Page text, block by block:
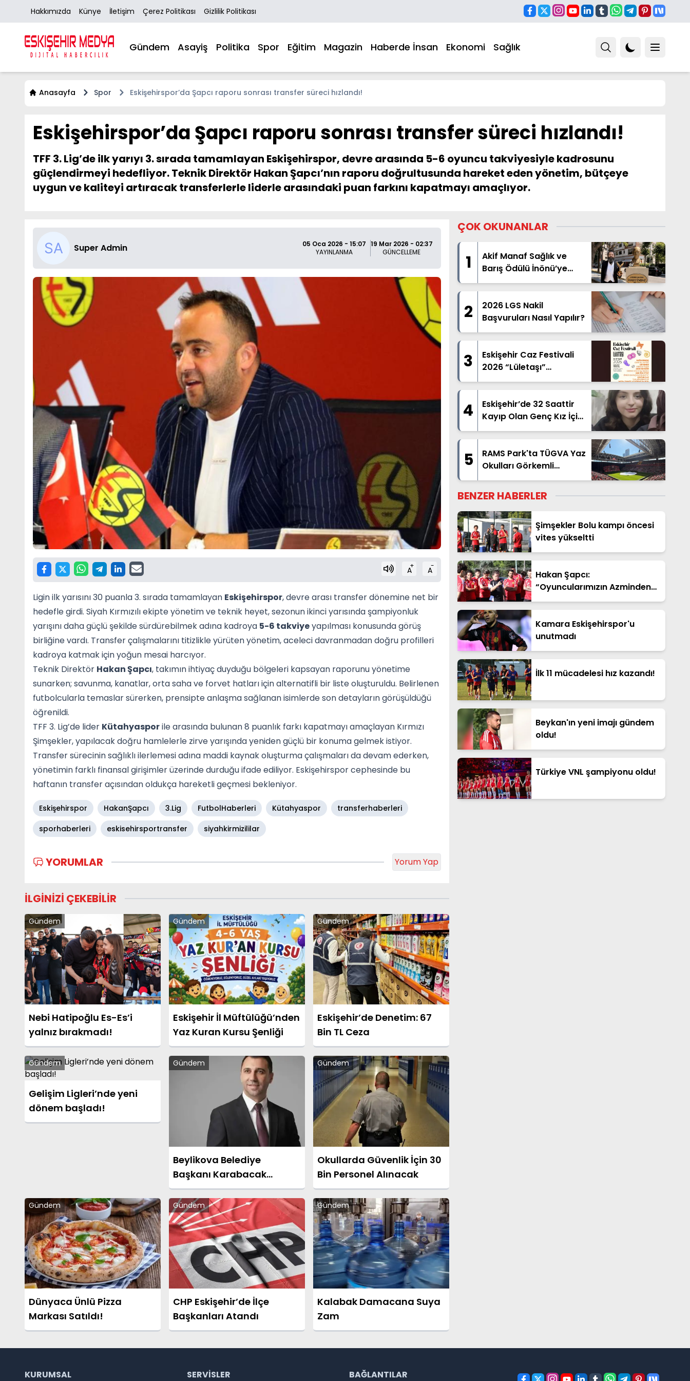
Hakkımızda Künye İletişim Çerez Politikası Gizlilik Politikası
Gündem Asayiş Politika Spor Eğitim Magazin Haberde İnsan Ekonomi Sağlık
Anasayfa Spor Eskişehirspor’da Şapcı raporu sonrası transfer süreci hızlandı!
Eskişehirspor’da Şapcı raporu sonrası transfer süreci hızlandı!
TFF 3. Lig’de ilk yarıyı 3. sırada tamamlayan Eskişehirspor, devre arasında 5-6 oyuncu takviyesiyle kadrosunu
güçlendirmeyi hedefliyor. Teknik Direktör Hakan Şapcı’nın raporu doğrultusunda hareket eden yönetim, bütçeye
uygun ve kaliteyi artıracak transferlerle liderle arasındaki puan farkını kapatmayı amaçlıyor.
Super Admin
05 Oca 2026 - 15:07
YAYINLANMA
19 Mar 2026 - 02:37
GÜNCELLEME
A+ A-
Ligin ilk yarısını 30 puanla 3. sırada tamamlayan Eskişehirspor, devre arası transfer dönemine net bir
hedefle girdi. Siyah Kırmızılı ekipte yönetim ve teknik heyet, sezonun ikinci yarısında şampiyonluk
yarışını daha güçlü şekilde sürdürebilmek adına kadroya 5-6 takviyeyapılması konusunda görüş
birliğine vardı. Transfer çalışmalarını titizlikle yürüten yönetim, aceleci davranmadan doğru profilleri
kadroya katmak için yoğun mesai harcıyor.
Teknik Direktör Hakan Şapcı, takımın ihtiyaç duyduğu bölgeleri kapsayan raporunu yönetime
sunarken; savunma, kanatlar, orta saha ve forvet hatları için alternatifli bir liste oluşturuldu. Belirlenen
futbolcularla temaslar sürerken, prensipte anlaşma sağlanan isimlerde son detayların görüşüldüğü
öğrenildi.
TFF 3. Lig’de lider Kütahyasporile arasında bulunan 8 puanlık farkı kapatmayı amaçlayan Kırmızı
Şimşekler, yapılacak doğru hamlelerle zirve yarışında yeniden güçlü bir konuma gelmek istiyor.
Transfer sürecinin sağlıklı ilerlemesi adına maddi kaynak oluşturma çalışmaları da devam ederken,
yönetimin farklı finansal girişimler üzerinde durduğu ifade ediliyor. Eskişehirspor cephesinde bu
haftanın transfer açısından oldukça hareketli geçmesi bekleniyor.
Eskişehirspor HakanŞapcı 3.Lig FutbolHaberleri Kütahyaspor
transferhaberleri
sporhaberleri
eskisehirsportransfer siyahkirmizililar
YORUMLAR Yorum Yap
İLGİNİZİ ÇEKEBİLİR
Gündem
Nebi Hatipoğlu Es-Es’i
yalnız bırakmadı!
Gündem
Eskişehir İl Müftülüğü’nden
Yaz Kuran Kursu Şenliği
Gündem
Eskişehir’de Denetim: 67
Bin TL Ceza
Gündem
Gelişim Ligleri’nde yeni
dönem başladı!
Gündem
Beylikova Belediye
Başkanı Karabacak
CHP’den İstifa Etti
Gündem
Okullarda Güvenlik İçin 30
Bin Personel Alınacak
Gündem
Dünyaca Ünlü Pizza
Markası Satıldı!
Gündem
CHP Eskişehir’de İlçe
Başkanları Atandı
Gündem
Kalabak Damacana Suya
Zam
ÇOK OKUNANLAR
1
Akif Manaf Sağlık ve
Barış Ödülü İnönü’ye
İthaf Edildi
2
2026 LGS Nakil
Başvuruları Nasıl Yapılır?
3
Eskişehir Caz Festivali
2026 “Lületaşı”
Temasıyla Geliyor
4
Eskişehir’de 32 Saattir
Kayıp Olan Genç Kız İçin
Arama Çalışması
5
RAMS Park'ta TÜGVA Yaz
Okulları Görkemli
kapanış yaptı
BENZER HABERLER
Şimşekler Bolu kampı öncesi
vites yükseltti
Hakan Şapcı:
“Oyuncularımızın Azminden
Memnunum”
Kamara Eskişehirspor'u
unutmadı
İlk 11 mücadelesi hız kazandı!
Beykan'ın yeni imajı gündem
oldu!
Türkiye VNL şampiyonu oldu!
KURUMSAL SERVISLER BAĞLANTILAR